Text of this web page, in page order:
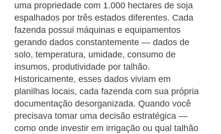
uma propriedade com 1.000 hectares de soja
espalhados por três estados diferentes. Cada
fazenda possui máquinas e equipamentos
gerando dados constantemente — dados de
solo, temperatura, umidade, consumo de
insumos, produtividade por talhão.
Historicamente, esses dados viviam em
planilhas locais, cada fazenda com sua própria
documentação desorganizada. Quando você
precisava tomar uma decisão estratégica —
como onde investir em irrigação ou qual talhão